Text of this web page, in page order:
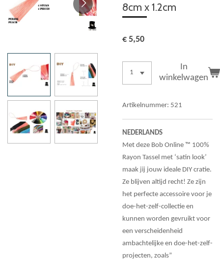
8cm x 1.2cm
€ 5,50
In
winkelwagen
Artikelnummer: 521
NEDERLANDS
Met deze Bob Online ™ 100%
Rayon Tassel met ‘satin look’
maak jij jouw ideale DIY cratie.
Ze blijven altijd recht! Ze zijn
het perfecte accessoire voor je
doe-het-zelf-collectie en
kunnen worden gevruikt voor
een verscheidenheid
ambachtelijke en doe-het-zelf-
projecten, zoals”